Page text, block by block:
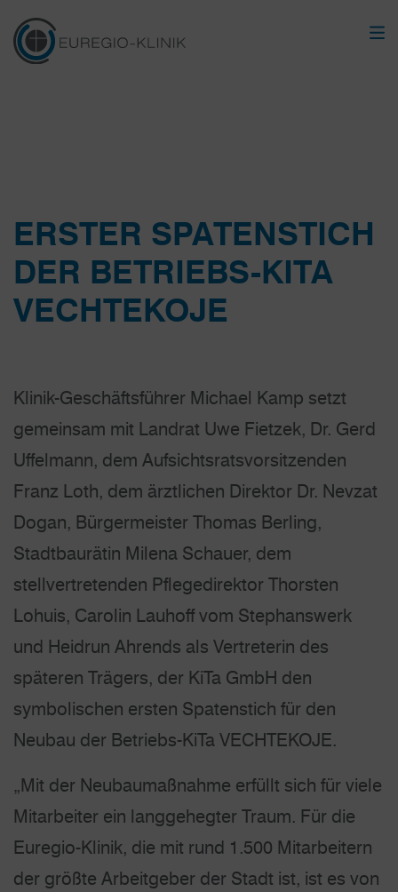
ERSTER SPATENSTICH
DER BETRIEBS-KITA
VECHTEKOJE
Klinik-Geschäftsführer Michael Kamp setzt
gemeinsam mit Landrat Uwe Fietzek, Dr. Gerd
Uffelmann, dem Aufsichtsratsvorsitzenden
Franz Loth, dem ärztlichen Direktor Dr. Nevzat
Dogan, Bürgermeister Thomas Berling,
Stadtbaurätin Milena Schauer, dem
stellvertretenden Pflegedirektor Thorsten
Lohuis, Carolin Lauhoff vom Stephanswerk
und Heidrun Ahrends als Vertreterin des
späteren Trägers, der KiTa GmbH den
symbolischen ersten Spatenstich für den
Neubau der Betriebs-KiTa VECHTEKOJE.
„Mit der Neubaumaßnahme erfüllt sich für viele
Mitarbeiter ein langgehegter Traum. Für die
Euregio-Klinik, die mit rund 1.500 Mitarbeitern
der größte Arbeitgeber der Stadt ist, ist es von